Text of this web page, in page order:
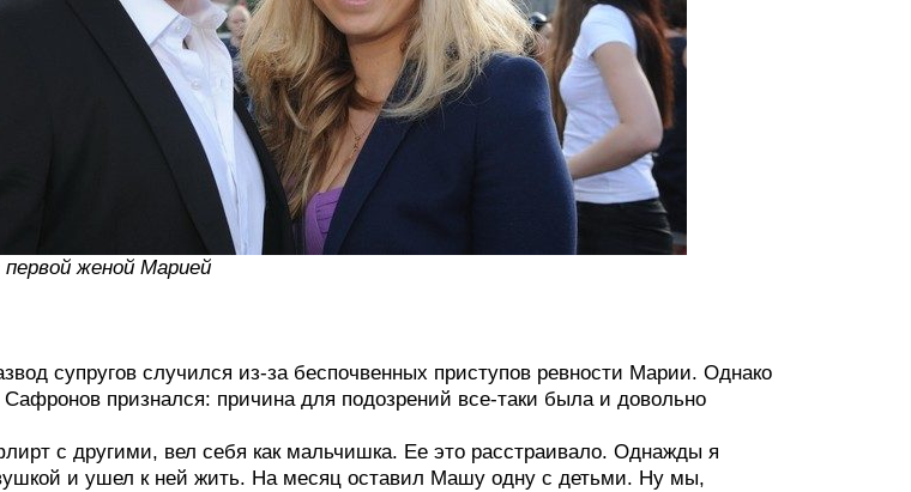
женой Марией
супругов случился из-за беспочвенных приступов ревности Марии. Однако
признался: причина для подозрений все-таки была и довольно
с другими, вел себя как мальчишка. Ее это расстраивало. Однажды я
и ушел к ней жить. На месяц оставил Машу одну с детьми. Ну мы,